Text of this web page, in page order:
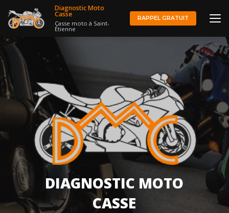
au
contenu
Diagnostic Moto
Casse
Casse moto à Saint-
Étienne
RAPPEL GRATUIT
DIAGNOSTIC MOTO
CASSE